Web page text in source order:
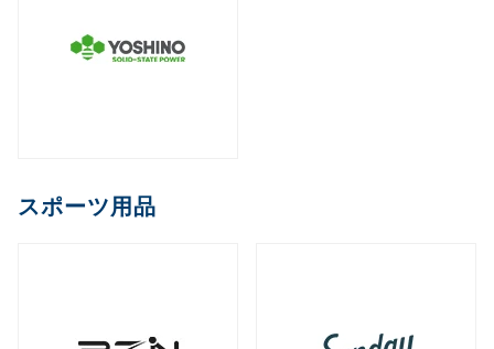
スポーツ用品